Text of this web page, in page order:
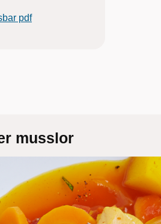
pdf
musslor